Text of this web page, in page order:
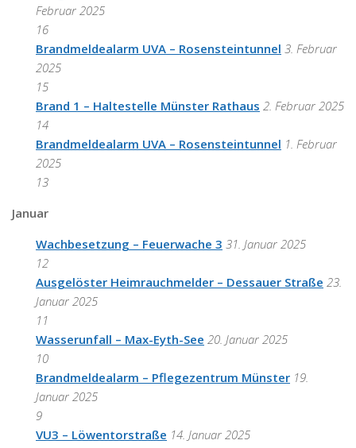
Februar 2025
16
Brandmeldealarm UVA – Rosensteintunnel 3. Februar
2025
15
Brand 1 – Haltestelle Münster Rathaus 2. Februar 2025
14
Brandmeldealarm UVA – Rosensteintunnel 1. Februar
2025
13
Januar
Wachbesetzung – Feuerwache 3 31. Januar 2025
12
Ausgelöster Heimrauchmelder – Dessauer Straße 23.
Januar 2025
11
Wasserunfall – Max-Eyth-See 20. Januar 2025
10
Brandmeldealarm – Pflegezentrum Münster 19.
Januar 2025
9
VU3 – Löwentorstraße 14. Januar 2025